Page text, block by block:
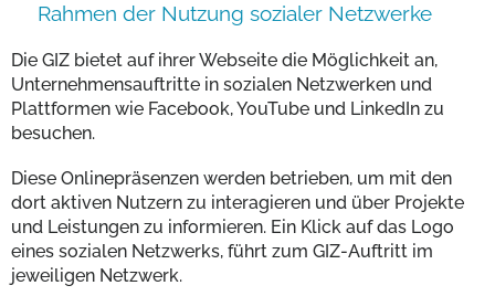
Rahmen der Nutzung sozialer Netzwerke
Die GIZ bietet auf ihrer Webseite die Möglichkeit an,
Unternehmensauftritte in sozialen Netzwerken und
Plattformen wie Facebook, YouTube und LinkedIn zu
besuchen.
Diese Onlinepräsenzen werden betrieben, um mit den
dort aktiven Nutzern zu interagieren und über Projekte
und Leistungen zu informieren. Ein Klick auf das Logo
eines sozialen Netzwerks, führt zum GIZ-Auftritt im
jeweiligen Netzwerk.